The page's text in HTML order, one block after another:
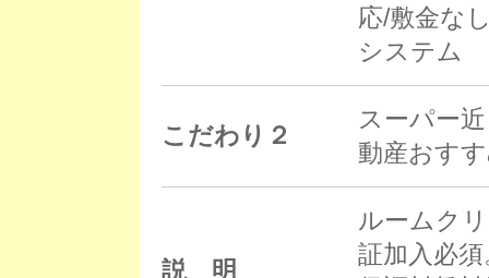
応/敷金な
システム
こだわり２
スーパー
動産おす
説 明
ルームク
証加入必